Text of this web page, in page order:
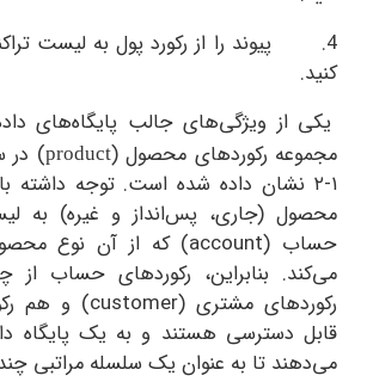
را از رکورد پول به لیست تراکنش‌های
ویژگی‌های جالب پایگاه‌های داده
رکوردهای محصول (product) در سمت
نشان داده شده است. توجه داشته باشید که
(جاری، پس‌انداز و غیره) به لیستی از
(
account) که از آن نوع محصول
بنابراین، رکوردهای حساب از چندین
مشتری (customer) و هم
دسترسی هستند و به یک پایگاه داده
تا به عنوان یک سلسله مراتبی چند والدی